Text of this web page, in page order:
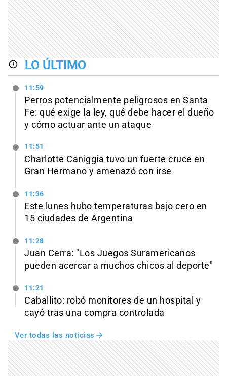
LO ÚLTIMO
11:59
Perros potencialmente peligrosos en Santa
Fe: qué exige la ley, qué debe hacer el dueño
y cómo actuar ante un ataque
11:51
Charlotte Caniggia tuvo un fuerte cruce en
Gran Hermano y amenazó con irse
11:36
Este lunes hubo temperaturas bajo cero en
15 ciudades de Argentina
11:28
Juan Cerra: "Los Juegos Suramericanos
pueden acercar a muchos chicos al deporte"
11:21
Caballito: robó monitores de un hospital y
cayó tras una compra controlada
Ver todas las noticias